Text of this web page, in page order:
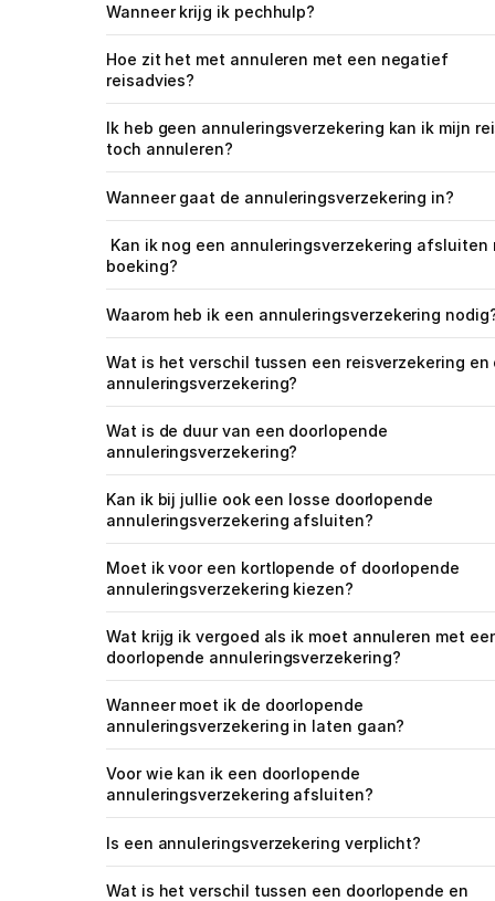
Wanneer krijg ik pechhulp?
Hoe zit het met annuleren met een negatief
reisadvies?
Ik heb geen annuleringsverzekering kan ik mijn
toch annuleren?
Wanneer gaat de annuleringsverzekering in?
boeking?
Waarom heb ik een annuleringsverzekering
Wat is het verschil tussen een reisverzekering en
annuleringsverzekering?
Wat is de duur van een doorlopende
annuleringsverzekering?
Kan ik bij jullie ook een losse doorlopende
annuleringsverzekering afsluiten?
Moet ik voor een kortlopende of doorlopende
annuleringsverzekering kiezen?
Wat krijg ik vergoed als ik moet annuleren met
doorlopende annuleringsverzekering?
Wanneer moet ik de doorlopende
annuleringsverzekering in laten gaan?
Voor wie kan ik een doorlopende
annuleringsverzekering afsluiten?
Is een annuleringsverzekering verplicht?
Wat is het verschil tussen een doorlopende en